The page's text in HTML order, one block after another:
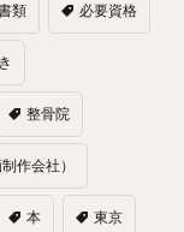
類 必要資格
整骨院
作会社）
本 東京